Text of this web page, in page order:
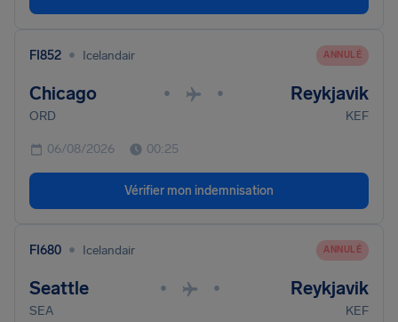
FI852 • Icelandair ANNULÉ
Chicago • • Reykjavik
ORD KEF
06/08/2026 00:25
Vérifier mon indemnisation
FI680 • Icelandair ANNULÉ
Seattle • • Reykjavik
SEA KEF